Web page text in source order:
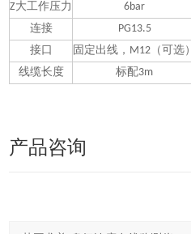
Z大工作压力
6bar
连接
PG13.5
接口
固定出线，M12（可选）
线缆长度
标配3m
产品咨询